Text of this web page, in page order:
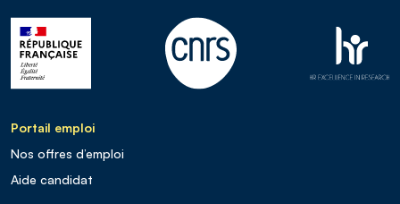
Portail emploi
Nos offres d’emploi
Aide candidat